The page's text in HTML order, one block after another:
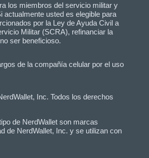
los miembros del servicio militar y
actualmente usted es elegible para
por la Ley de Ayuda Civil a
Militar (SCRA), refinanciar la
ser beneficioso.
de la compañía celular por el uso
Inc. Todos los derechos
de NerdWallet son marcas
de NerdWallet, Inc. y se utilizan con